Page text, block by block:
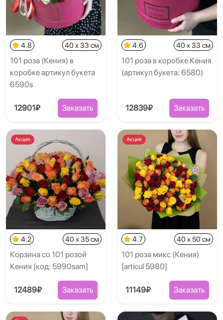
4.8 40 x 33 см
101 роза (Кения) в
коробке артикул букета
6590s
12901₽ Заказать
4.6 40 x 33 см
101 роза в коробке Кения
(артикул букета: 6580)
12839₽ Заказать
Акция
4.2 40 x 35 см
Корзина со 101 розой
Кения [код: 5990sam]
12489₽ Заказать
Акция
4.7 40 x 50 см
101 роза микс (Кения)
[articul 5980]
11149₽ Заказать